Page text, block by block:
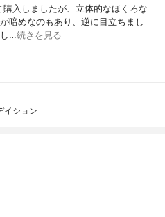
入しましたが、立体的なほくろな
暗めなのもあり、逆に目立ちまし
し…続きを見る
イション